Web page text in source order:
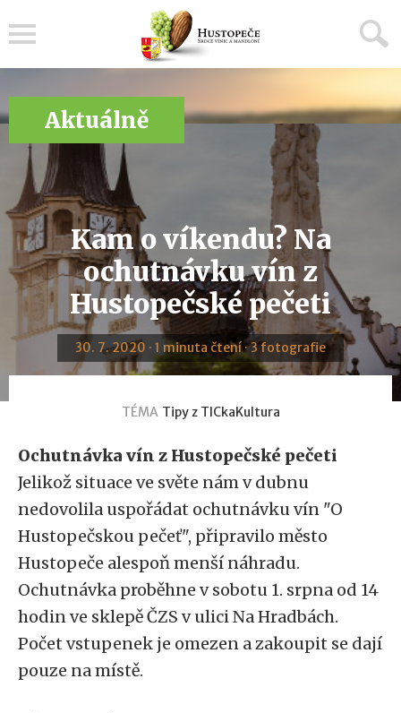
Aktuálně
Kam o víkendu? Na
ochutnávku vín z
Hustopečské pečeti
30. 7. 2020 · 1 minuta čtení · 3 fotografie
TÉMA Tipy z TICkaKultura
Ochutnávka vín z Hustopečské pečeti
Jelikož situace ve světe nám v dubnu
nedovolila uspořádat ochutnávku vín "O
Hustopečskou pečeť", připravilo město
Hustopeče alespoň menší náhradu.
Ochutnávka proběhne v sobotu 1. srpna od 14
hodin ve sklepě ČZS v ulici Na Hradbách.
Počet vstupenek je omezen a zakoupit se dají
pouze na místě.